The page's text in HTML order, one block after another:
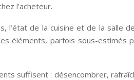
l’acheteur.
l’état de la cuisine et de la salle
éléments, parfois sous-
suffisent : désencombrer,